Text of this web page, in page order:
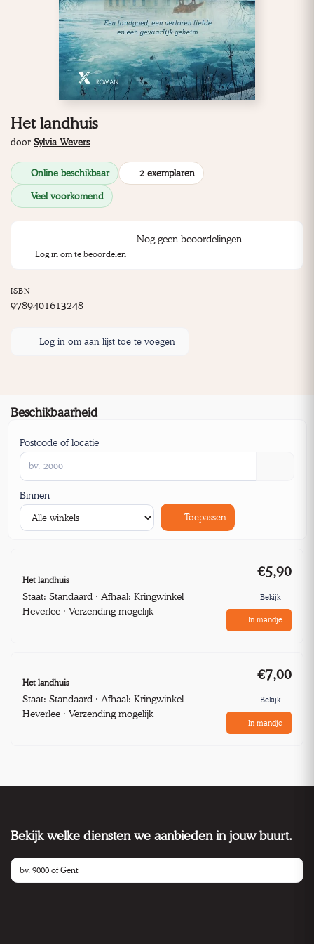
Het landhuis
door Sylvia Wevers
Online beschikbaar 2 exemplaren
Veel voorkomend
Nog geen beoordelingen
Log in om te beoordelen
ISBN
9789401613248
Log in om aan lijst toe te voegen
Beschikbaarheid
Postcode of locatie
Binnen
Toepassen
Het landhuis
Staat: Standaard · Afhaal: Kringwinkel
Heverlee · Verzending mogelijk
€5,90
Bekijk
In mandje
Het landhuis
Staat: Standaard · Afhaal: Kringwinkel
Heverlee · Verzending mogelijk
€7,00
Bekijk
In mandje
Bekijk welke diensten we aanbieden in jouw buurt.